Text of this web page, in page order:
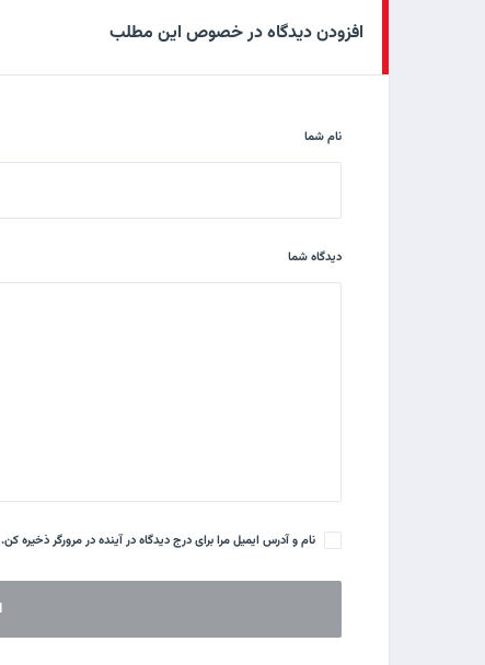
افزودن دیدگاه در خصوص این مطلب
نام شما
دیدگاه شما
نام و آدرس ایمیل مرا برای درج دیدگاه در آینده در مرورگر ذخیره کن.